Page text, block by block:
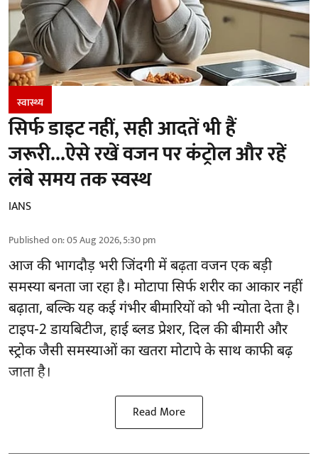
स्वास्थ्य
सिर्फ डाइट नहीं, सही आदतें भी हैं
जरूरी...ऐसे रखें वजन पर कंट्रोल और रहें
लंबे समय तक स्वस्थ
IANS
Published on:05 Aug 2026, 5:30 pm
आज की भागदौड़ भरी जिंदगी में बढ़ता वजन एक बड़ी
समस्या बनता जा रहा है। मोटापा सिर्फ शरीर का आकार नहीं
बढ़ाता, बल्कि यह कई गंभीर बीमारियों को भी न्योता देता है।
टाइप-2 डायबिटीज, हाई ब्लड प्रेशर, दिल की बीमारी और
स्ट्रोक जैसी समस्याओं का खतरा मोटापे के साथ काफी बढ़
जाता है।
Read More